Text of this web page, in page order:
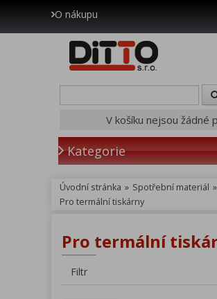
O nákupu
V košíku nejsou žádné
Kategorie
Úvodní stránka » Spotřební materiál »
Pro termální tiskárny
Pro termální
Filtr